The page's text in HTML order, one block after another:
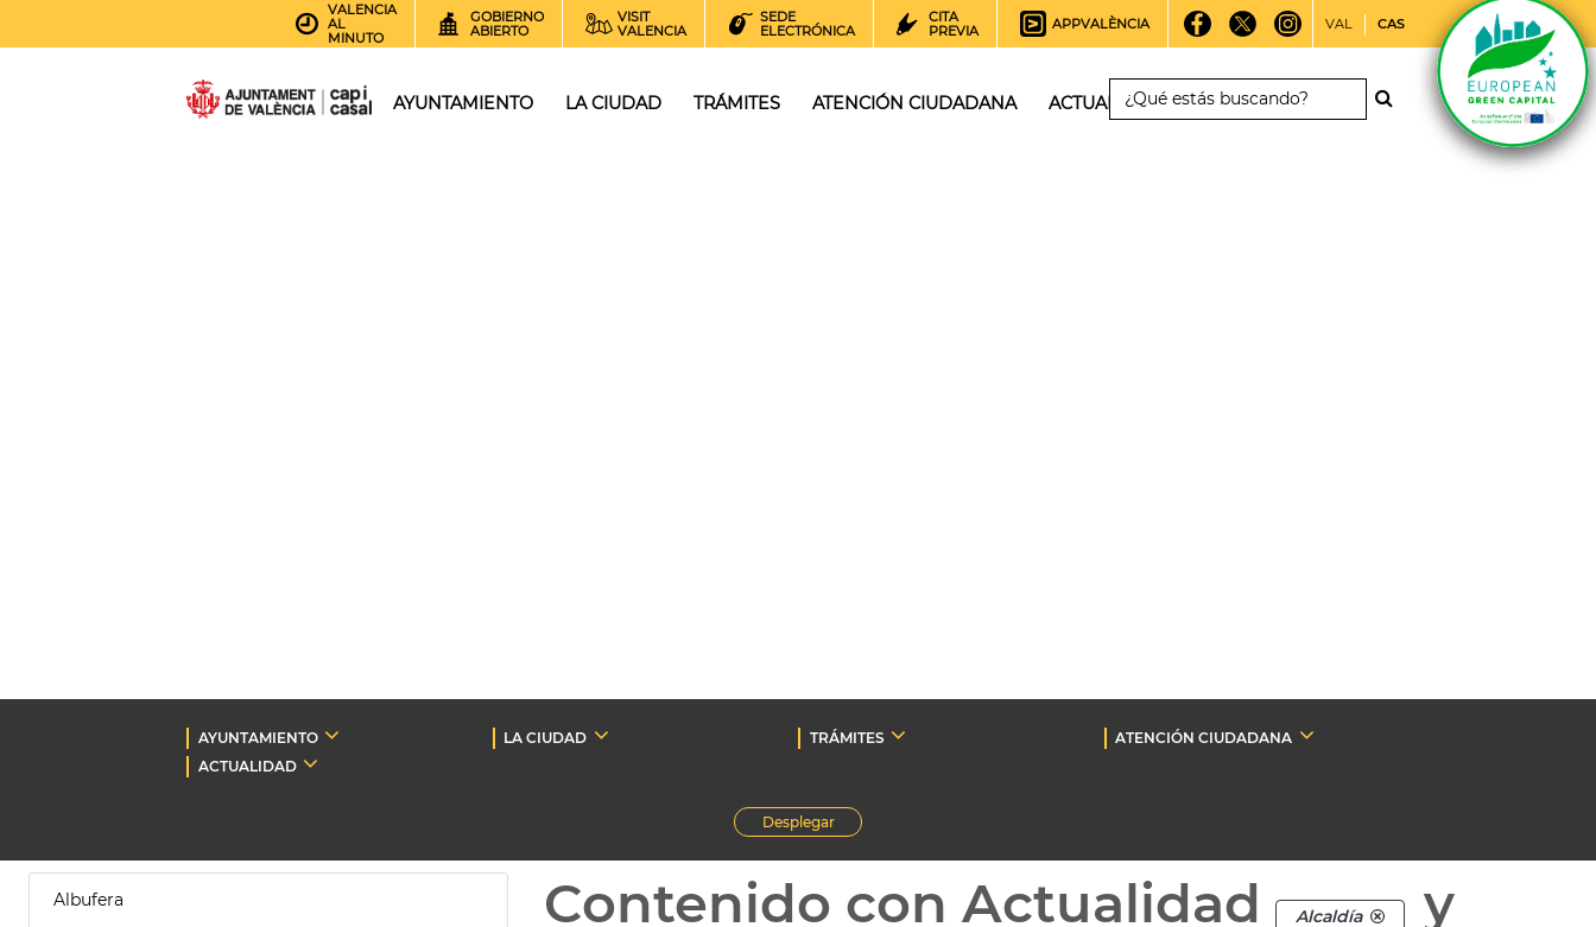
VALENCIA
AL
MINUTO
GOBIERNO
ABIERTO
VISIT
VALENCIA
SEDE
ELECTRÓNICA
CITA
PREVIA
APPVALÈNCIA VAL CAS
AYUNTAMIENTO LA CIUDAD TRÁMITES ATENCIÓN CIUDADANA ACTUALIDAD
AYUNTAMIENTO LA CIUDAD TRÁMITES
ATENCIÓN CIUDADANA
ACTUALIDAD
Desplegar
Albufera Contenido con Actualidad Alcaldía
y